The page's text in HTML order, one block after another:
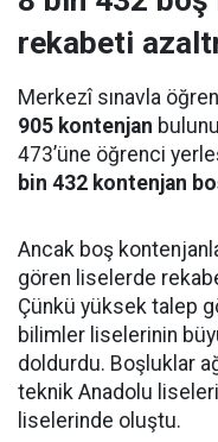
rekabeti
Merkezî sınavla
905 kontenjan
473’üne öğrenci
bin 432 kontenjan
Ancak boş
gören liselerde
Çünkü yüksek talep
bilimler liselerinin
doldurdu. Boşluklar
teknik Anadolu
liselerinde oluştu.